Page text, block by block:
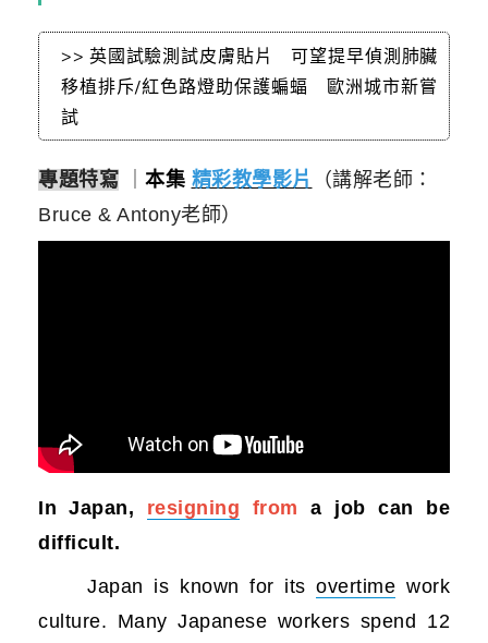
>> 英國試驗測試皮膚貼片 可望提早偵測肺臟
移植排斥/紅色路燈助保護蝙蝠 歐洲城市新嘗
試
專題特寫 本集 精彩教學影片
（講解老師：
Bruce & Antony老師）
In Japan, resigning from a job can be
difficult.
Japan is known for itsovertime work
culture. Many Japanese workers spend 12